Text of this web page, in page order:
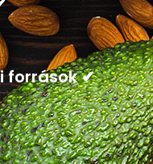
források✔